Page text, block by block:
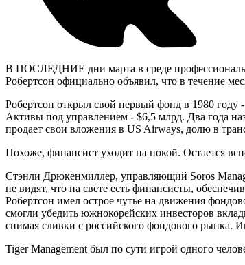
В ПОСЛЕДНИЕ дни марта в среде
Робертсон официально объявил, что в течение
Робертсон открыл свой первый фонд в 1980 году
Активы под управлением - $6,5 млрд. Два года
продает свои вложения в US Airways, долю в
Похоже, финансист уходит на покой. Остается
Стэнли Дрюкенмиллер, управляющий Soros
не видят, что на свете есть финансисты,
Робертсон имел острое чутье на движения
смогли убедить южнокорейских инвесторов
снимая сливки с российского фондового рынка.
Tiger Management был по сути игрой одного